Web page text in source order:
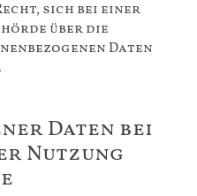
sich bei einer
über die
Daten
Daten bei
Nutzung